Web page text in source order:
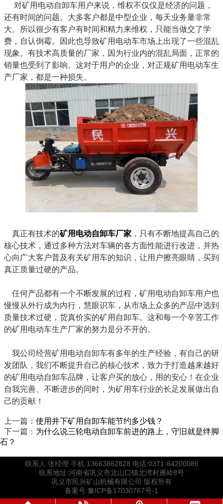
对矿用电动自卸车用户来说，维权不仅仅是经济的问题，
还有时间的问题。大多客户都是中型企业，每天业务量非常
大。所以很少有客户有时间和精力来维权，只能当做交了学
费，自认倒霉。因此也导致矿用电动车市场上出现了一些混乱
现象。有技术高质量的厂家，因为行业内的混乱局面，正常的
销量也受到了影响。这对于用户的企业，对正规矿用电动车生
产厂家，都是一种损失。
真正有技术的矿用电动自卸车厂家 ，只有不断地提高自己的
核心技术，通过多种方法对车辆的各方面性能进行改进，并热
心向广大客户普及有关矿用车的知识，让用户擦亮眼睛，买到
真正质量过硬的产品。
任何产品都有一个不断发展的过程，矿用电动自卸车用户也
慢慢从外行成为内行，慧眼识车，从市场上众多的产品中选到
质量技术过硬，货真价实的矿用自卸车。这和每一个辛苦工作
的矿用电动车生产厂家的努力是分不开的。
我公司经营矿用电动自卸车有多年的生产经验，有自己的研
发团队，我们不断提升自己的核心技术，致力于打造越来越好
的矿用电动自卸车品牌，让客户买的放心，用的安心！在企业
自我完善、不断进步的同时，为矿用车行业的长足发展做出自
己的贡献！
上一篇： 使用井下矿用自卸车能节约多少钱？
下一篇： 为什么说三轮电动自卸车前进的路上，守旧就是绊脚
石？
联系人:张经理 手机:13663862828 电话:0371-64200086
联系地址:河南省巩义市北山口镇北湾村雁岭8号
巩义市民兴矿山机械有限公司 版权所有
备案号:豫ICP备17030767号-1